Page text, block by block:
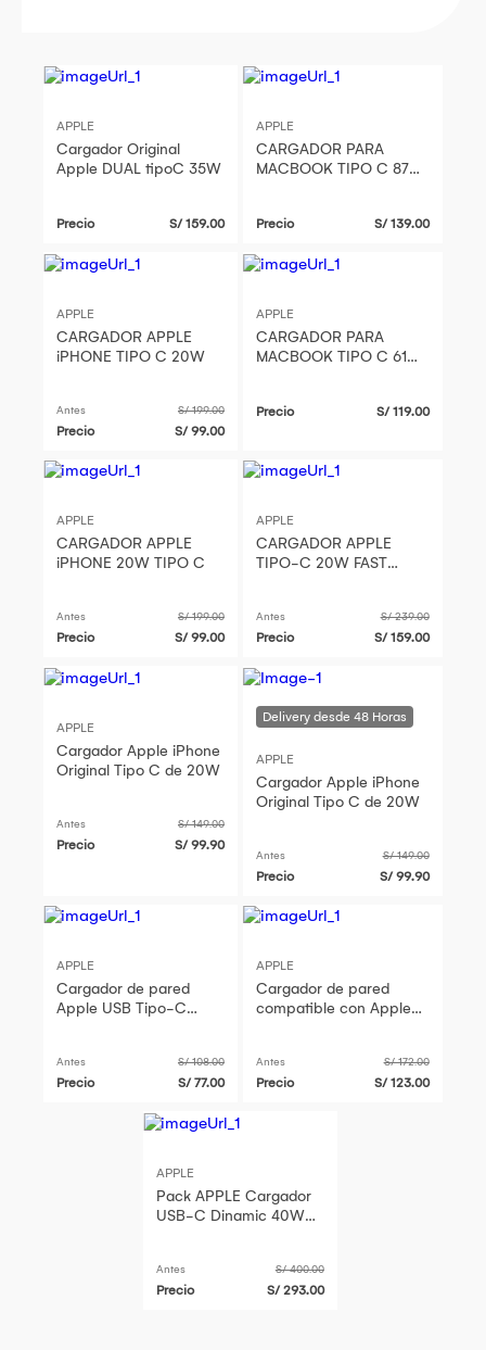
APPLE
Cargador Original
Apple DUAL tipoC 35W
Precio S/ 159.00
APPLE
CARGADOR PARA
MACBOOK TIPO C 87W
Precio S/ 139.00
APPLE
CARGADOR APPLE
iPHONE TIPO C 20W
Antes S/ 199.00
Precio S/ 99.00
APPLE
CARGADOR PARA
MACBOOK TIPO C 61W
Precio S/ 119.00
APPLE
CARGADOR APPLE
iPHONE 20W TIPO C
Antes S/ 199.00
Precio S/ 99.00
APPLE
CARGADOR APPLE
TIPO-C 20W FAST
Antes S/ 239.00
Precio S/ 159.00
APPLE
Cargador Apple iPhone
Original Tipo C de 20W
Antes S/ 149.00
Precio S/ 99.90
APPLE
Cargador Apple iPhone
Original Tipo C de 20W
Antes S/ 149.00
Precio S/ 99.90
APPLE
Cargador de pared
Apple USB Tipo-C
Antes S/ 108.00
Precio S/ 77.00
APPLE
Cargador de pared
compatible con Apple
Antes S/ 172.00
Precio S/ 123.00
APPLE
Pack APPLE Cargador
USB-C Dinamic 40W
Carga Rápida 2m
Blanco
Antes S/ 400.00
Precio S/ 293.00